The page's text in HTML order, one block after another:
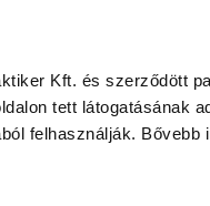
Kft. és szerződött
tett látogatásának
felhasználják. Bővebb